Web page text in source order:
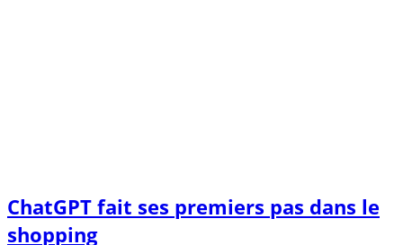
ChatGPT fait ses premiers pas dans le
shopping